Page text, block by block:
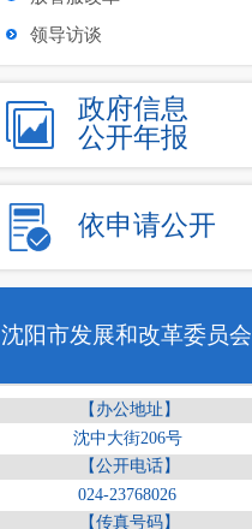
领导访谈
政府信息
公开年报
依申请公开
沈阳市发展和改革委员会
【办公地址】
沈中大街206号
【公开电话】
024-23768026
【传真号码】